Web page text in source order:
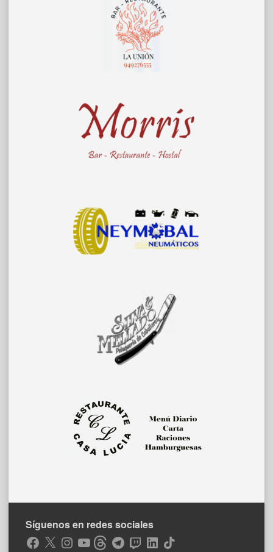
Síguenos en redes sociales
Facebook
X Instagram
YouTubeThreadsTelegramTwitchLinkedIn
TikTok